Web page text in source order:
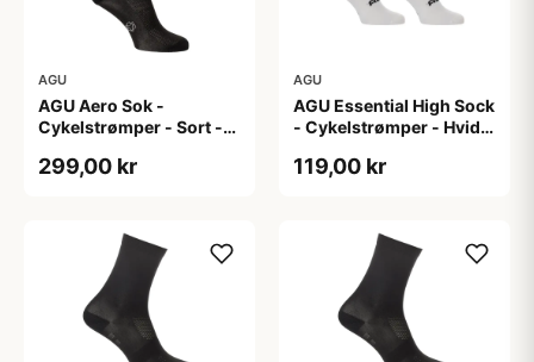
AGU
AGU Aero Sok -
Cykelstrømper - Sort -
299,00 kr
AGU
AGU Essential High Sock
- Cykelstrømper - Hvid -
119,00 kr